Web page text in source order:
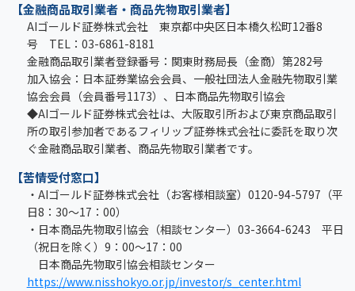
【金融商品取引業者・商品先物取引業者】
AIゴールド証券株式会社 東京都中央区日本橋久松町12番8
号 TEL：03-6861-8181
金融商品取引業者登録番号：関東財務局長（金商）第282号
加入協会：日本証券業協会会員、一般社団法人金融先物取引業
協会会員（会員番号1173）、日本商品先物取引協会
◆AIゴールド証券株式会社は、大阪取引所および東京商品取引
所の取引参加者であるフィリップ証券株式会社に委託を取り次
ぐ金融商品取引業者、商品先物取引業者です。
【苦情受付窓口】
・AIゴールド証券株式会社（お客様相談室）0120-94-5797（平
日8：30～17：00）
・日本商品先物取引協会（相談センター）03-3664-6243 平日
（祝日を除く）9：00～17：00
日本商品先物取引協会相談センター
https://www.nisshokyo.or.jp/investor/s_center.html